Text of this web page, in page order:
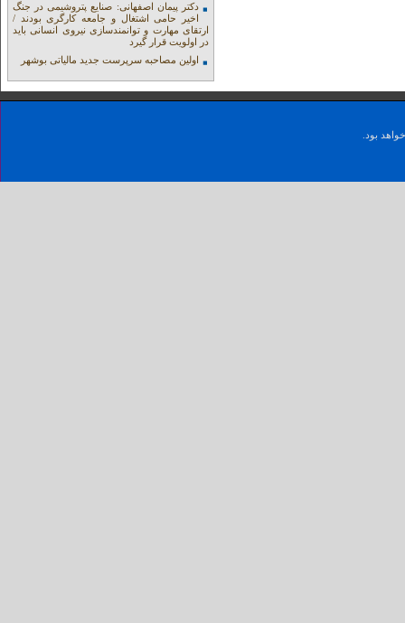
دکتر پیمان اصفهانی: صنایع پتروشیمی در جنگ
اخیر حامی اشتغال و جامعه کارگری بودند /
ارتقای مهارت و توانمندسازی نیروی انسانی باید
در اولویت قرار گیرد
اولین مصاحبه سرپرست جدید مالیاتی بوشهر
بود.